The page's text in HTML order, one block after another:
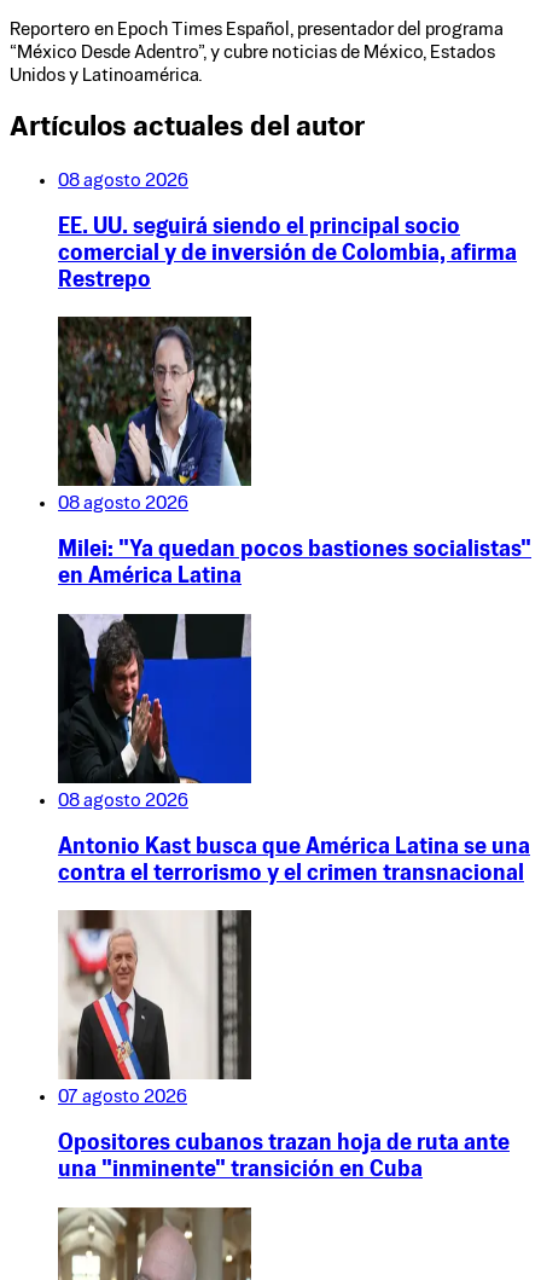
Reportero en Epoch Times Español, presentador del programa
“México Desde Adentro”, y cubre noticias de México, Estados
Unidos y Latinoamérica.
Artículos actuales del autor
08 agosto 2026
EE. UU. seguirá siendo el principal socio
comercial y de inversión de Colombia, afirma
Restrepo
08 agosto 2026
Milei: "Ya quedan pocos bastiones socialistas"
en América Latina
08 agosto 2026
Antonio Kast busca que América Latina se una
contra el terrorismo y el crimen transnacional
07 agosto 2026
Opositores cubanos trazan hoja de ruta ante
una "inminente" transición en Cuba